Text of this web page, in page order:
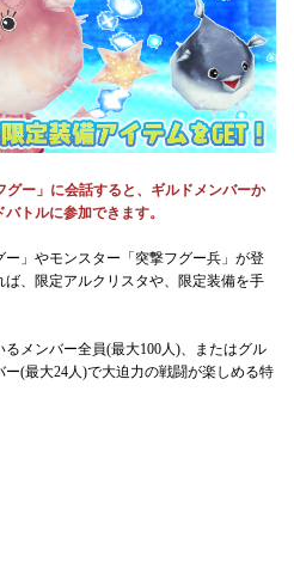
グー」に会話すると、ギルドメンバーか
トルに参加できます。
」やモンスター「突撃フグー兵」が登
、限定アルクリスタや、限定装備を手
メンバー全員(最大100人)、またはグル
(最大24人)で大迫力の戦闘が楽しめる特